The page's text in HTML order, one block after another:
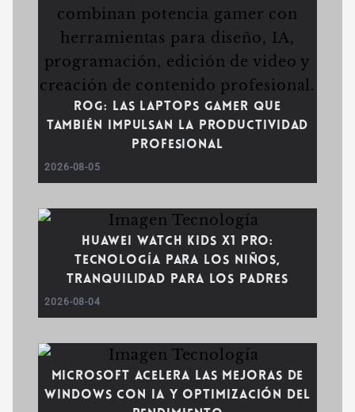
ROG: las laptops gamer que
también impulsan la productividad
profesional
2026-08-05
Huawei WATCH Kids X1 Pro:
tecnología para los niños,
tranquilidad para los padres
2026-08-04
Microsoft acelera las mejoras de
Windows con IA y optimización del